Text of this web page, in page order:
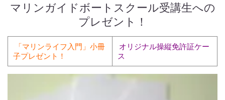
マリンガイドボートスクール受講生への
プレゼント！
「マリンライフ入門」小冊
子プレゼント！
オリジナル操縦免許証ケー
ス